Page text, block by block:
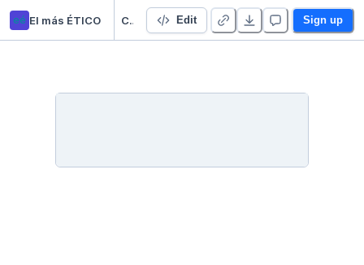
eé El más ÉTICO Ciencia de Datos ETICA Edit Sign up